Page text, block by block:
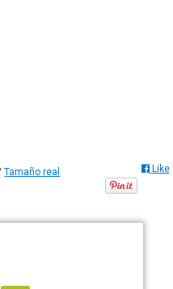
Tamaño real Like